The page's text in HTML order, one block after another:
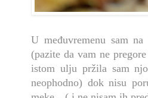
U međuvremenu sam
(pazite da vam ne
istom ulju pržila sam
neophodno) dok nisu